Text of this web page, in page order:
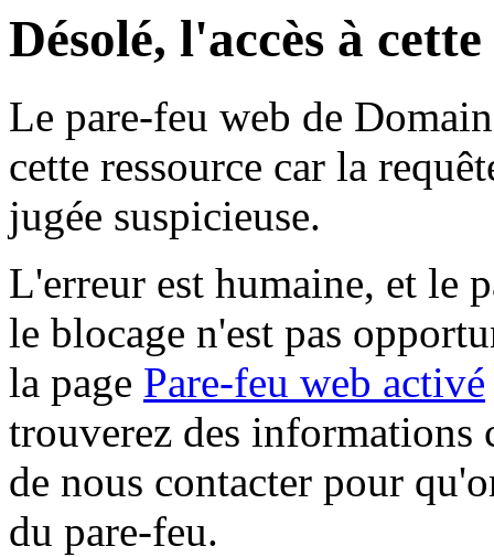
Désolé, l'accès à
Le pare-feu web de
cette ressource car la
jugée suspicieuse.
L'erreur est humaine, et le
le blocage n'est pas
la page Pare-feu web activé
trouverez des informations
de nous contacter pour
du pare-feu.